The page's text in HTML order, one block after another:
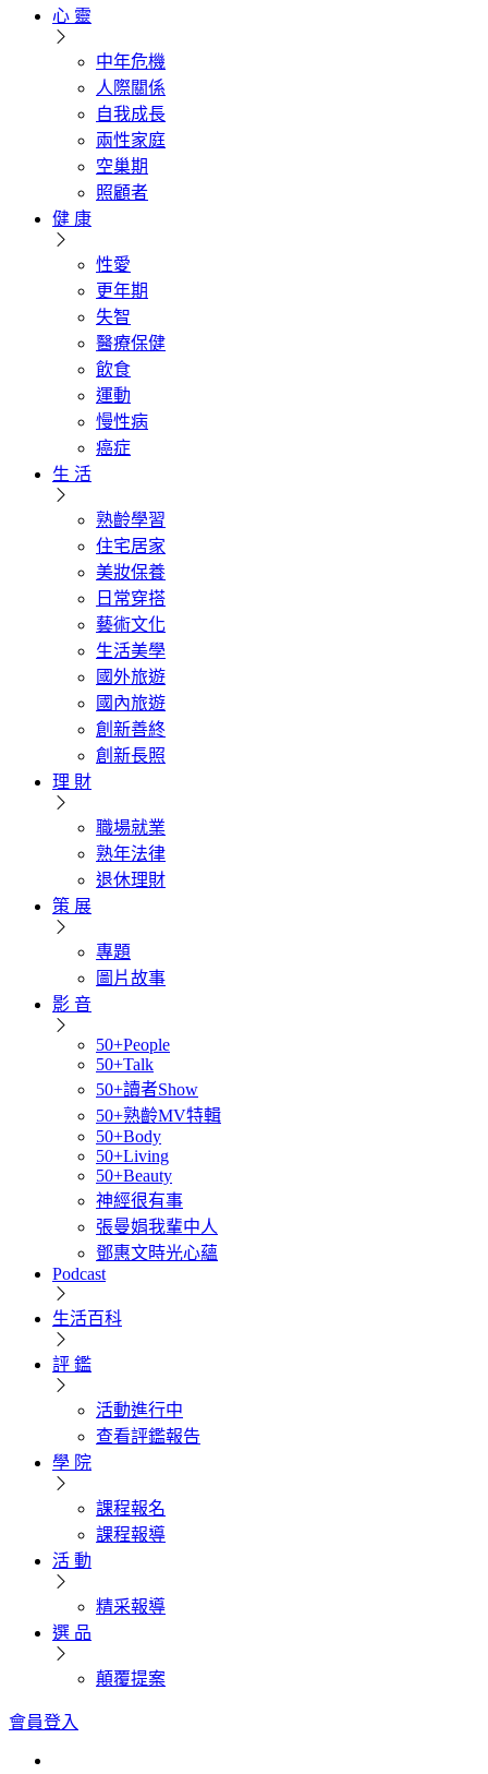
心 靈
中年危機
人際關係
自我成長
兩性家庭
空巢期
照顧者
健 康
性愛
更年期
失智
醫療保健
飲食
運動
慢性病
癌症
生 活
熟齡學習
住宅居家
美妝保養
日常穿搭
藝術文化
生活美學
國外旅遊
國內旅遊
創新善終
創新長照
理 財
職場就業
熟年法律
退休理財
策 展
專題
圖片故事
影 音
50+People
50+Talk
50+讀者Show
50+熟齡MV特輯
50+Body
50+Living
50+Beauty
神經很有事
張曼娟我輩中人
鄧惠文時光心蘊
Podcast
生活百科
評 鑑
活動進行中
查看評鑑報告
學 院
課程報名
課程報導
活 動
精采報導
選 品
顛覆提案
會員登入